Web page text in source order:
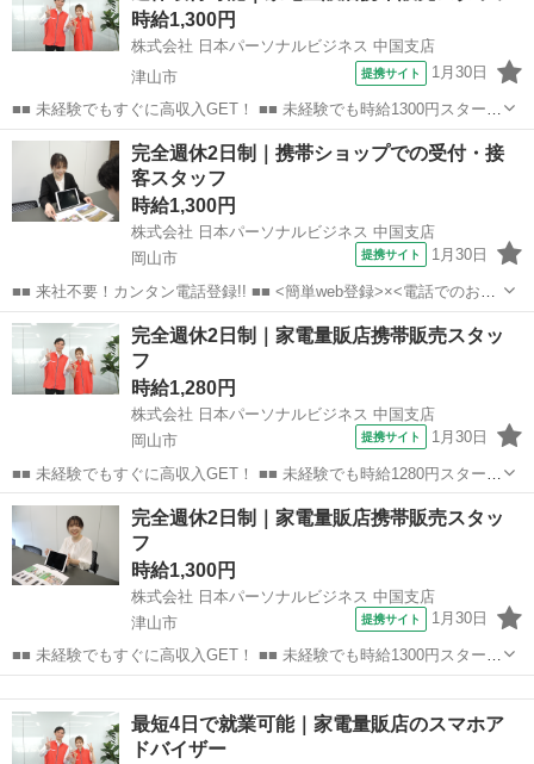
時給1,300円
株式会社 日本パーソナルビジネス 中国支店
津山市
提携サイト 1月30日
■■ 未経験でもすぐに高収入GET！ ■■ 未経験でも時給1300円スタート
なので、すぐに高収入!! 社員登用制度もあるので、ゆくゆくは社員に
なんてキャリアアップも目指せます!! ■■ 来社不要！カンタン電話登
録!! ■■...
岡山 津山市 店長
完全週休2日制｜携帯ショップでの受付・接
客スタッフ
時給1,300円
株式会社 日本パーソナルビジネス 中国支店
岡山市
提携サイト 1月30日
■■ 来社不要！カンタン電話登録!! ■■ <簡単web登録>×<電話でのお仕
事紹介> で、来社なくお仕事探しが可能です♪ 基本情報を入力したら
電話で希望を伝えるだけでOK★ 営業、ラウンダー、事務のお仕事も
あります♪ ご希...
岡山 岡山市 店長
完全週休2日制｜家電量販店携帯販売スタッ
フ
時給1,280円
株式会社 日本パーソナルビジネス 中国支店
岡山市
提携サイト 1月30日
■■ 未経験でもすぐに高収入GET！ ■■ 未経験でも時給1280円スタート
なので、すぐに高収入!! 社員登用制度もあるので、ゆくゆくは社員に
なんてキャリアアップも目指せます!! ■■ 来社不要！カンタン電話登
録!! ■■...
岡山 岡山市 店長
完全週休2日制｜家電量販店携帯販売スタッ
フ
時給1,300円
株式会社 日本パーソナルビジネス 中国支店
津山市
提携サイト 1月30日
■■ 未経験でもすぐに高収入GET！ ■■ 未経験でも時給1300円スタート
なので、すぐに高収入!! 社員登用制度もあるので、ゆくゆくは社員に
なんてキャリアアップも目指せます!! ■■ 来社不要！カンタン電話登
録!! ■■...
最短4日で就業可能｜家電量販店のスマホア
ドバイザー